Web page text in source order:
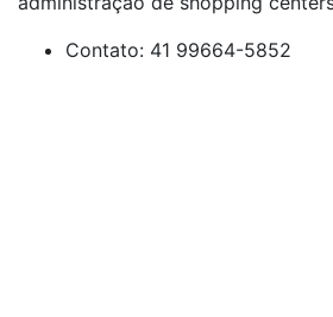
Contato: 41 99664-5852